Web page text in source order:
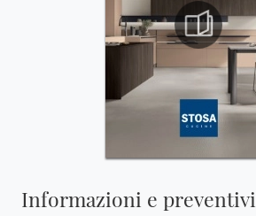
Informazioni e preventivi